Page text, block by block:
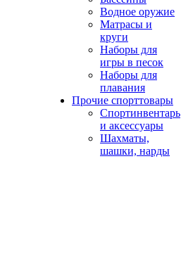
Водное оружие
Матрасы и
круги
Наборы для
игры в песок
Наборы для
плавания
Прочие спорттовары
Спортинвентарь
и аксессуары
Шахматы,
шашки, нарды